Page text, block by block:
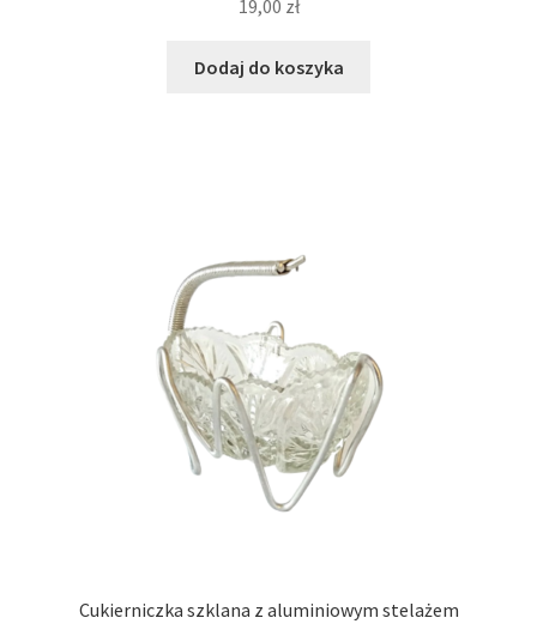
19,00 zł
Dodaj do koszyka
Cukierniczka szklana z aluminiowym stelażem